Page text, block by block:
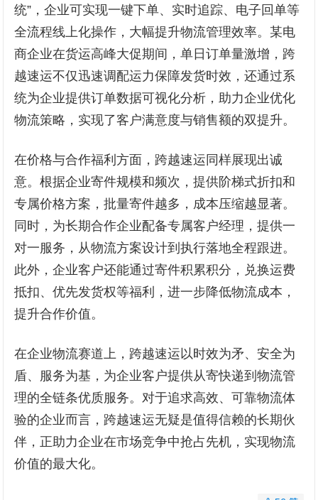
统”，企业可实现一键下单、实时追踪、电子回单等
全流程线上化操作，大幅提升物流管理效率。某电
商企业在货运高峰大促期间，单日订单量激增，跨
越速运不仅迅速调配运力保障发货时效，还通过系
统为企业提供订单数据可视化分析，助力企业优化
物流策略，实现了客户满意度与销售额的双提升。
在价格与合作福利方面，跨越速运同样展现出诚
意。根据企业寄件规模和频次，提供阶梯式折扣和
专属价格方案，批量寄件越多，成本压缩越显著。
同时，为长期合作企业配备专属客户经理，提供一
对一服务，从物流方案设计到执行落地全程跟进。
此外，企业客户还能通过寄件积累积分，兑换运费
抵扣、优先发货权等福利，进一步降低物流成本，
提升合作价值。
在企业物流赛道上，跨越速运以时效为矛、安全为
盾、服务为基，为企业客户提供从寄快递到物流管
理的全链条优质服务。对于追求高效、可靠物流体
验的企业而言，跨越速运无疑是值得信赖的长期伙
伴，正助力企业在市场竞争中抢占先机，实现物流
价值的最大化。